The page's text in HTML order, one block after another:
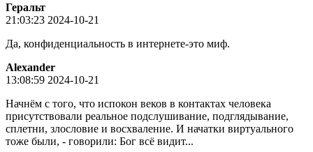
Геральт
21:03:23 2024-10-21
Да, конфиденциальность в интернете-это миф.
Alexander
13:08:59 2024-10-21
Начнём с того, что испокон веков в контактах человека
присутствовали реальное подслушивание, подглядывание,
сплетни, злословие и восхваление. И начатки виртуального
тоже были, - говорили: Бог всё видит...